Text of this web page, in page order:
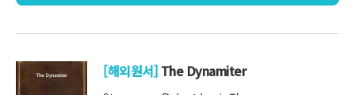
[해외원서] The Dynamiter